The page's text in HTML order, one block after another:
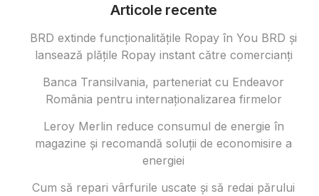
Articole recente
BRD extinde funcționalitățile Ropay în You BRD și
lansează plățile Ropay instant către comercianți
Banca Transilvania, parteneriat cu Endeavor
România pentru internaționalizarea firmelor
Leroy Merlin reduce consumul de energie în
magazine și recomandă soluții de economisire a
energiei
Cum să repari vârfurile uscate și să redai părului